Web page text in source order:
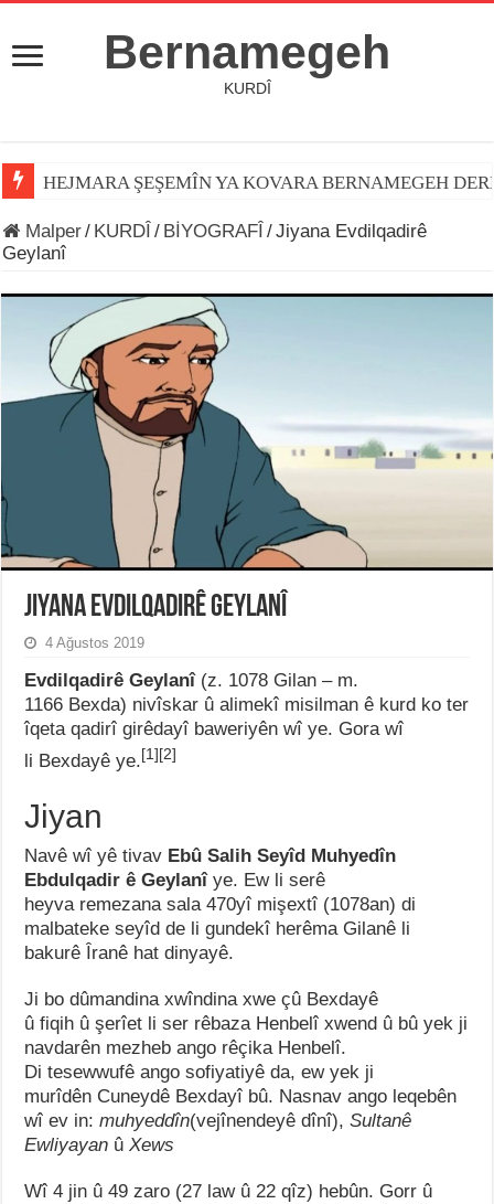
Bernamegeh
KURDÎ
HEJMARA ŞEŞEMÎN YA KOVARA BERNAMEGEH
Malper/ KURDÎ / BİYOGRAFÎ /Jiyana Evdilqadirê
Geylanî
Jiyana Evdilqadirê Geylanî
4 Ağustos 2019
Evdilqadirê Geylanî(z. 1078 Gilan – m.
1166 Bexda) nivîskar û alimekî misilman ê kurd ko ter
îqeta qadirî girêdayî baweriyên wî ye. Gora wî
li Bexdayê ye.[1][2]
Jiyan
Navê wî yê tivav Ebû Salih Seyîd Muhyedîn
Ebdulqadir ê Geylanîye. Ew li serê
heyva remezana sala 470yî mişextî (1078an) di
malbateke seyîd de li gundekî herêma Gilanê li
bakurê Îranê hat dinyayê.
Ji bo dûmandina xwîndina xwe çû Bexdayê
û fiqih û şerîet li ser rêbaza Henbelî xwend û bû yek ji
navdarên mezheb ango rêçika Henbelî.
Di tesewwufê ango sofiyatiyê da, ew yek ji
murîdên Cuneydê Bexdayî bû. Nasnav ango leqebên
wî ev in:muhyeddîn(vejînendeyê dînî),Sultanê
Ewliyayan ûXews
Wî 4 jin û 49 zaro (27 law û 22 qîz) hebûn. Gorr û